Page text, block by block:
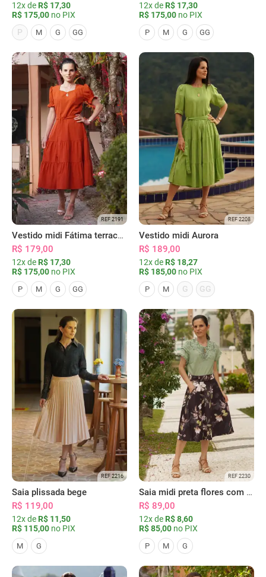
12x de R$ 17,30
R$ 175,00 no PIX
P
M G GG
12x de R$ 17,30
R$ 175,00 no PIX
P M G GG
REF 2191
Vestido midi Fátima terracota
R$ 179,00
12x de R$ 17,30
R$ 175,00 no PIX
P M G GG
REF 2208
Vestido midi Aurora
R$ 189,00
12x de R$ 18,27
R$ 185,00 no PIX
P M G GG
REF 2216
Saia plissada bege
R$ 119,00
12x de R$ 11,50
R$ 115,00 no PIX
M G
REF 2230
Saia midi preta flores com bolsos
R$ 89,00
12x de R$ 8,60
R$ 85,00 no PIX
P M G